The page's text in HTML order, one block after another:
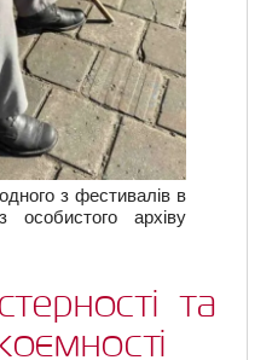
з фестивалів в
особистого архіву
та